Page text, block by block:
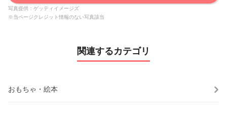
写真提供：ゲッティイメージズ
※当ページクレジット情報のない写真該当
関連するカテゴリ
おもちゃ・絵本